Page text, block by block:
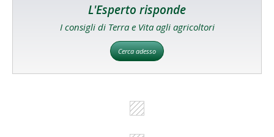
L'Esperto risponde
I consigli di Terra e Vita agli agricoltori
Cerca adesso